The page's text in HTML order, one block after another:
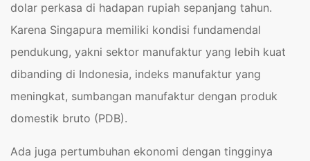
dolar perkasa di hadapan rupiah sepanjang tahun.
Karena Singapura memiliki kondisi fundamendal
pendukung, yakni sektor manufaktur yang lebih kuat
dibanding di Indonesia, indeks manufaktur yang
meningkat, sumbangan manufaktur dengan produk
domestik bruto (PDB).
Ada juga pertumbuhan ekonomi dengan tingginya